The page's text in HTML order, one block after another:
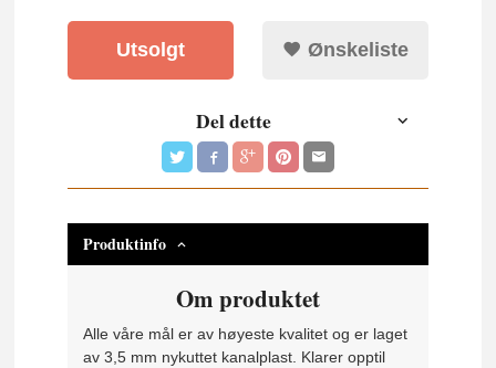
Utsolgt Ønskeliste
Del dette
Produktinfo
Om produktet
Alle våre mål er av høyeste kvalitet og er laget
av 3,5 mm nykuttet kanalplast. Klarer opptil